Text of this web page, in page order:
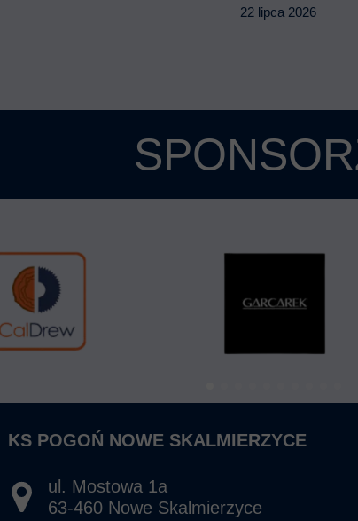
22 lipca 2026
KS POGOŃ NOWE SKALMIERZYCE
ul. Mostowa 1a
63-460 Nowe Skalmierzyce